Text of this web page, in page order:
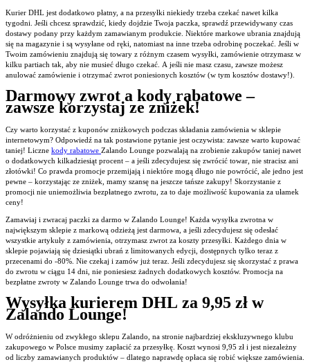
Kurier DHL jest dodatkowo płatny, a na przesyłki niekiedy trzeba czekać nawet kilka
tygodni. Jeśli chcesz sprawdzić, kiedy dojdzie Twoja paczka, sprawdź przewidywany czas
dostawy podany przy każdym zamawianym produkcie. Niektóre markowe ubrania znajdują
się na magazynie i są wysyłane od ręki, natomiast na inne trzeba odrobinę poczekać. Jeśli w
Twoim zamówieniu znajdują się towary z różnym czasem wysyłki, zamówienie otrzymasz w
kilku partiach tak, aby nie musieć długo czekać. A jeśli nie masz czasu, zawsze możesz
anulować zamówienie i otrzymać zwrot poniesionych kosztów (w tym kosztów dostawy!).
Darmowy zwrot a kody rabatowe –
zawsze korzystaj ze zniżek!
Czy warto korzystać z kuponów zniżkowych podczas składania zamówienia w sklepie
internetowym? Odpowiedź na tak postawione pytanie jest oczywista: zawsze warto kupować
taniej! Liczne kody rabatowe Zalando Lounge pozwalają na zrobienie zakupów taniej nawet
o dodatkowych kilkadziesiąt procent – a jeśli zdecydujesz się zwrócić towar, nie stracisz ani
złotówki! Co prawda promocje przemijają i niektóre mogą długo nie powrócić, ale jedno jest
pewne – korzystając ze zniżek, mamy szansę na jeszcze tańsze zakupy! Skorzystanie z
promocji nie uniemożliwia bezpłatnego zwrotu, za to daje możliwość kupowania za ułamek
ceny!
Zamawiaj i zwracaj paczki za darmo w Zalando Lounge! Każda wysyłka zwrotna w
największym sklepie z markową odzieżą jest darmowa, a jeśli zdecydujesz się odesłać
wszystkie artykuły z zamówienia, otrzymasz zwrot za koszty przesyłki. Każdego dnia w
sklepie pojawiają się dziesiątki ubrań z limitowanych edycji, dostępnych tylko teraz z
przecenami do -80%. Nie czekaj i zamów już teraz. Jeśli zdecydujesz się skorzystać z prawa
do zwrotu w ciągu 14 dni, nie poniesiesz żadnych dodatkowych kosztów. Promocja na
bezpłatne zwroty w Zalando Lounge trwa do odwołania!
Wysyłka kurierem DHL za 9,95 zł w
Zalando Lounge!
W odróżnieniu od zwykłego sklepu Zalando, na stronie najbardziej ekskluzywnego klubu
zakupowego w Polsce musimy zapłacić za przesyłkę. Koszt wynosi 9,95 zł i jest niezależny
od liczby zamawianych produktów – dlatego naprawdę opłaca się robić większe zamówienia.